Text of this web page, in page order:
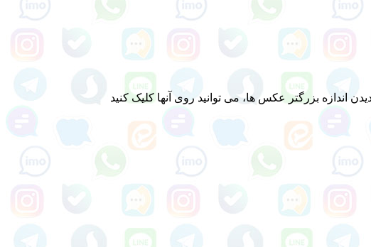
بزرگتر عکس ها، می توانید روی آنها کلیک کنید